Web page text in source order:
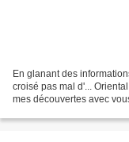
En glanant des
croisé pas mal d'...
mes découvertes avec